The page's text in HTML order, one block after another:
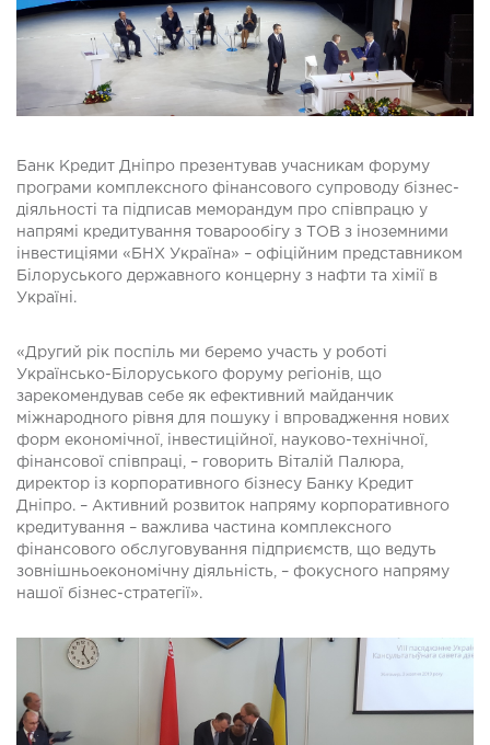
Банк Кредит Дніпро презентував учасникам форуму
програми комплексного фінансового супроводу бізнес-
діяльності та підписав меморандум про співпрацю у
напрямі кредитування товарообігу з ТОВ з іноземними
інвестиціями «БНХ Україна» – офіційним представником
Білоруського державного концерну з нафти та хімії в
Україні.
«Другий рік поспіль ми беремо участь у роботі
Українсько-Білоруського форуму регіонів, що
зарекомендував себе як ефективний майданчик
міжнародного рівня для пошуку і впровадження нових
форм економічної, інвестиційної, науково-технічної,
фінансової співпраці, – говорить Віталій Палюра,
директор із корпоративного бізнесу Банку Кредит
Дніпро. – Активний розвиток напряму корпоративного
кредитування – важлива частина комплексного
фінансового обслуговування підприємств, що ведуть
зовнішньоекономічну діяльність, – фокусного напряму
нашої бізнес-стратегії».